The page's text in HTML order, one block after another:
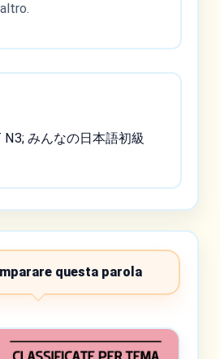
みんなの日本語初級
questa parola